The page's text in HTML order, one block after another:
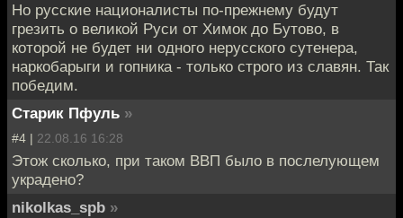
Но русские националисты по-прежнему будут
грезить о великой Руси от Химок до Бутово, в
которой не будет ни одного нерусского сутенера,
наркобарыги и гопника - только строго из славян. Так
победим.
Старик Пфуль »
#4 | 22.08.16 16:28
Этож сколько, при таком ВВП было в послелующем
украдено?
nikolkas_spb »